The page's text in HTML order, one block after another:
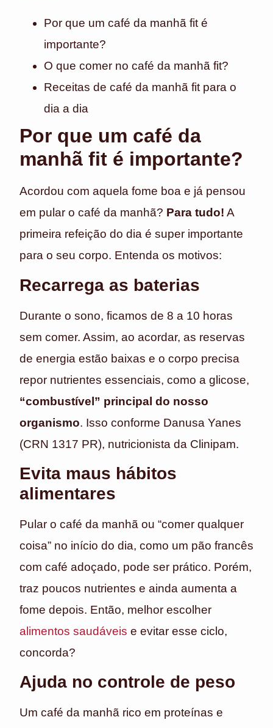
Por que um café da manhã fit é
importante?
O que comer no café da manhã fit?
Receitas de café da manhã fit para o
dia a dia
Por que um café da
manhã fit é importante?
Acordou com aquela fome boa e já pensou
em pular o café da manhã? Para tudo! A
primeira refeição do dia é super importante
para o seu corpo. Entenda os motivos:
Recarrega as baterias
Durante o sono, ficamos de 8 a 10 horas
sem comer. Assim, ao acordar, as reservas
de energia estão baixas e o corpo precisa
repor nutrientes essenciais, como a glicose,
“combustível” principal do nosso
organismo. Isso conforme Danusa Yanes
(CRN 1317 PR), nutricionista da Clinipam.
Evita maus hábitos
alimentares
Pular o café da manhã ou “comer qualquer
coisa” no início do dia, como um pão francês
com café adoçado, pode ser prático. Porém,
traz poucos nutrientes e ainda aumenta a
fome depois. Então, melhor escolher
alimentos saudáveis e evitar esse ciclo,
concorda?
Ajuda no controle de peso
Um café da manhã rico em proteínas e